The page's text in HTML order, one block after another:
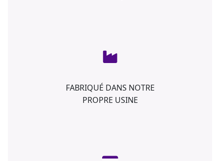
FABRIQUÉ DANS NOTRE
PROPRE USINE